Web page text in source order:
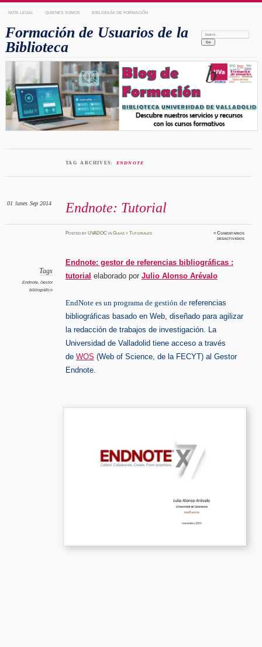
NOTA LEGAL QUIENES SOMOS BIBLIOGUÍA DE FORMACIÓN
Formación de Usuarios de la
Biblioteca
Search:
TAG ARCHIVES: ENDNOTE
Endnote: Tutorial
01 lunes Sep 2014
PostedbyUVADOC inGuias y Tutoriales ≈Comentarios
desactivadosen
Tags
Endnote, Gestor
bibliográfico
Endnote: gestor de referencias bibliográficas :
tutorial elaborado por Julio Alonso Arévalo
EndNote es un programa de gestión de referencias
bibliográficas basado en Web, diseñado para agilizar
la redacción de trabajos de investigación. La
Universidad de Valladolid tiene acceso a través
de WOS (Web of Science, de la FECYT) al Gestor
Endnote.